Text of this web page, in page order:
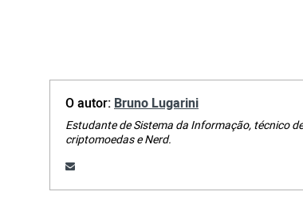
O autor:Bruno Lugarini
Estudante de Sistema da Informação, técnico
criptomoedas e Nerd.